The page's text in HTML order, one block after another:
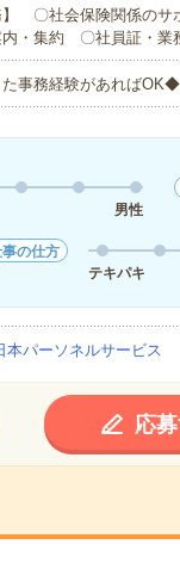
】 〇社会保険関係の
内・集約 〇社員証・業
事務経験があれば
男性
の仕方
テキパキ
本パーソネルサービス
応